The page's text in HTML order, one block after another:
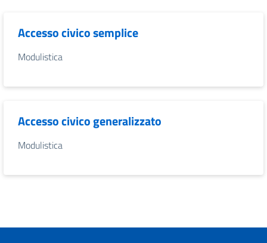
Accesso civico semplice
Modulistica
Accesso civico generalizzato
Modulistica